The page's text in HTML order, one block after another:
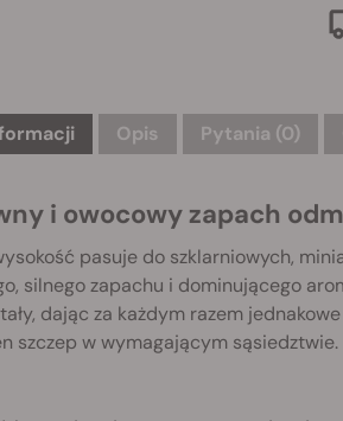
Opis Pytania (0)
i owocowy zapach
pasuje do szklarniowych,
silnego zapachu i dominującego
dając za każdym razem
szczep w wymagającym